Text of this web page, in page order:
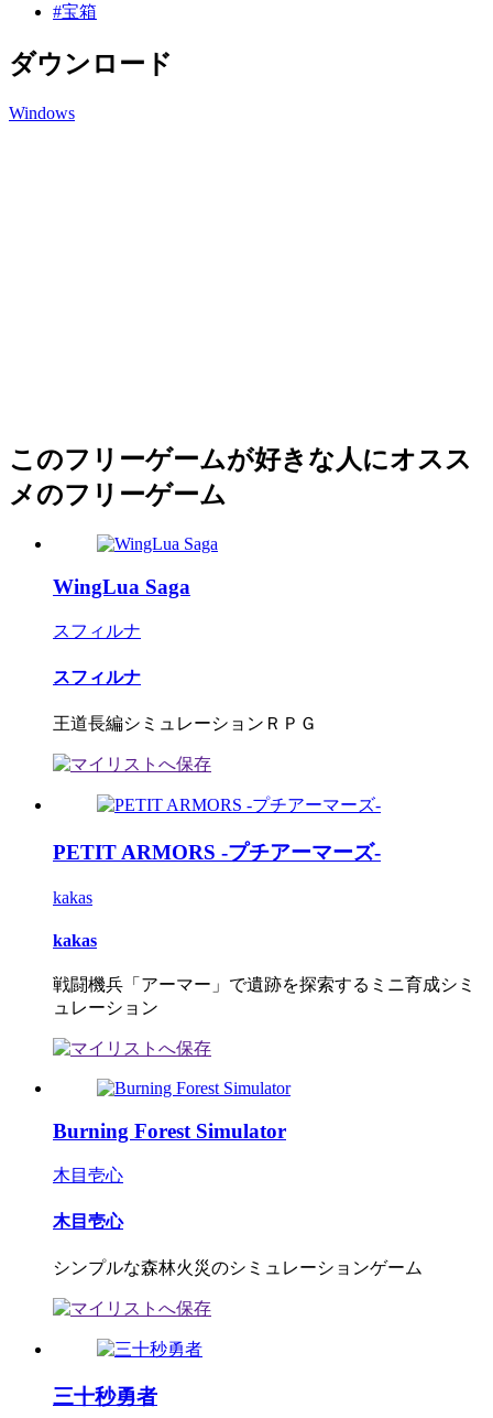
#宝箱
ダウンロード
Windows
このフリーゲームが好きな人にオスス
メのフリーゲーム
WingLua Saga
スフィルナ
スフィルナ
王道長編シミュレーションＲＰＧ
PETIT ARMORS -プチアーマーズ-
kakas
kakas
戦闘機兵「アーマー」で遺跡を探索するミニ育成シミ
ュレーション
Burning Forest Simulator
木目壱心
木目壱心
シンプルな森林火災のシミュレーションゲーム
三十秒勇者